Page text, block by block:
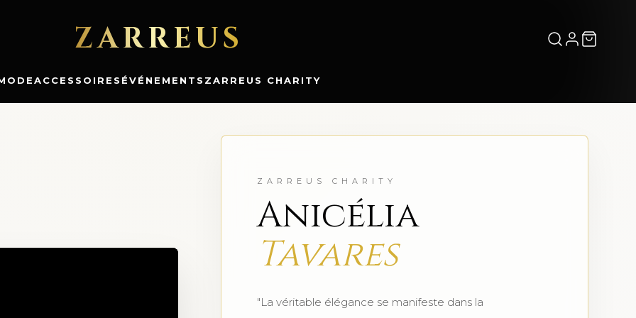
ZARREUS
ACCESSOIRES ÉVÉNEMENTS ZARREUS CHARITY
ZARREUS CHARITY
Anicélia
Tavares
"La véritable élégance se manifeste dans la